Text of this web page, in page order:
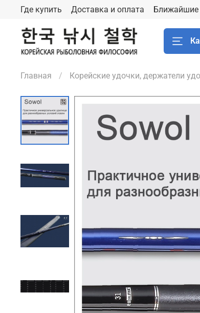
Где купить Доставка и оплата Ближайшие
Главная Корейские удочки, держатели